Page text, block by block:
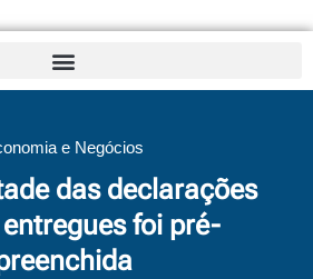
e Negócios
das declarações
entregues foi pré-